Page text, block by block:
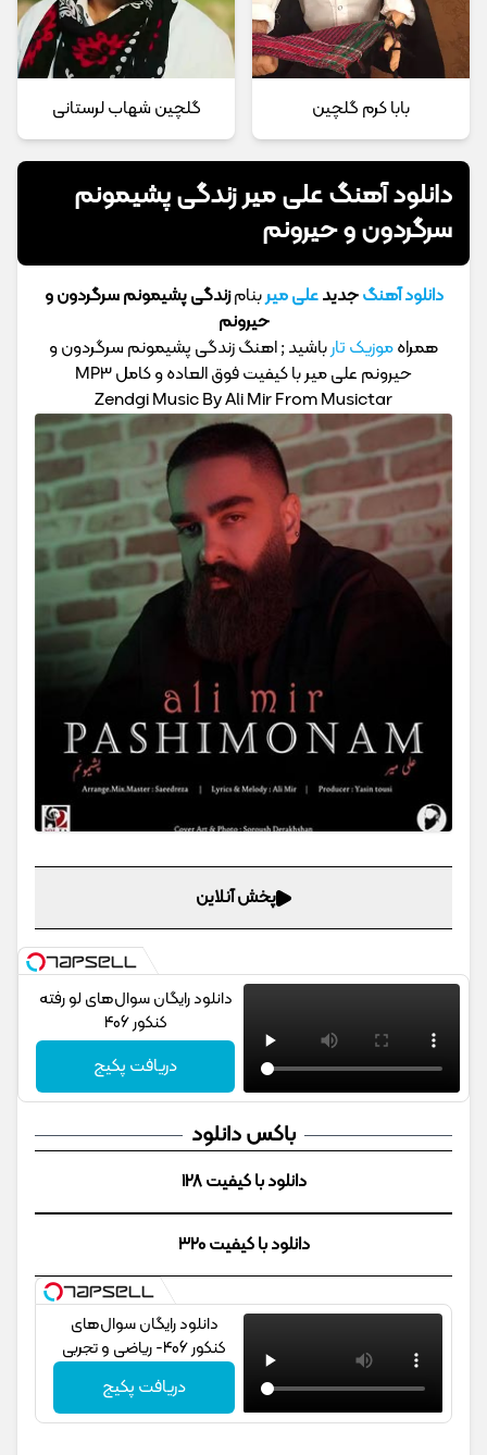
بابا کرم گلچین گلچین شهاب لرستانی
دانلود آهنگ علی میر زندگی پشیمونم
سرگردون و حیرونم
دانلود آهنگجدیدعلی میربنامزندگی پشیمونم سرگردون و
حیرونم
همراهموزیک تارباشید ; اهنگ زندگی پشیمونم سرگردون و
حیرونم علی میر با کیفیت فوق العاده و کامل MP3
Zendgi Music By Ali Mir From Musictar
پخش آنلاین
دانلود رایگان سوال‌های لو رفته
کنکور 406
دریافت پکیج
باکس دانلود
دانلود با کیفیت 128
دانلود با کیفیت 320
دانلود رایگان سوال‌های
کنکور 406- ریاضی و تجربی
دریافت پکیج